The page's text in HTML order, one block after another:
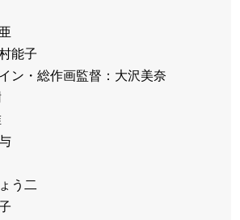
能子
ン・総作画監督：大沢美奈
う二